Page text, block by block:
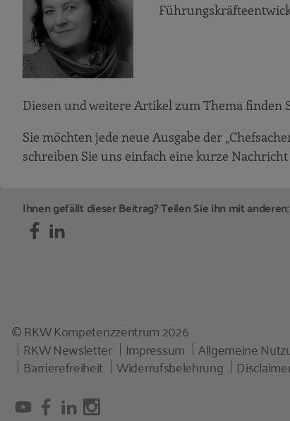
Diesen und weitere Artikel zum Thema finden
Sie möchten jede neue Ausgabe der
schreiben Sie uns einfach eine kurze
Ihnen gefällt dieser Beitrag? Teilen Sie ihn mit anderen:
© RKW Kompetenzzentrum 2026
RKW Newsletter
Impressum Allgemeine
Barrierefreiheit Widerrufsbelehrung